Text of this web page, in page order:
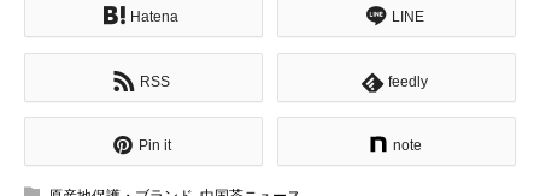
Hatena LINE
RSS feedly
Pin it note